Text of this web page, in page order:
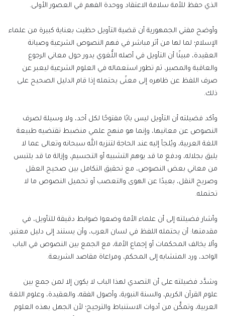
الذي حفظ للأمة سلامة الاعتقاد ووحدة الفهم في العصور الأولى.
وأوضح مفتي الجمهورية أن قضية التأويل حظيت بعناية كبيرة من علماء
الإسلام؛ لما لها من أثر مباشر في فهم النصوص الشرعية وصيانة
العقيدة، مبينًا أن التأويل في أصله اللُّغوي يدور حول معاني الرجوع
والعاقبة والمصير، ثم تطور استعماله في العلوم الشرعية ليعبر عن
صرف اللفظ عن ظاهره إلى معنًى يحتمله إذا قام الدليل الصحيح على
ذلك.
وأكد فضيلته أن التأويل ليس بابًا مفتوحًا لكل أحد، ولا وسيلة لصرف
النصوص عن معانيها، وإنما هو منهج علمي منضبط تقتضيه طبيعة
اللغة العربية، ويُلجأ إليه عند الحاجة لتنزيه الله سبحانه وتعالى عما لا
يليق بجلاله، ودفع ما قد يوهم التشبيه أو التجسيم، وإزالة ما قد يلتبس
من معاني بعض النصوص، مع تحقيق التكامل بين صحيح العقل
وصريح النقل، بعيدًا عن الهوى والتعصب أو تحميل النصوص ما لا
تحتمله.
وأشار فضيلته إلى أن علماء الأمة وضعوا ضوابط دقيقة للتأويل، في
مقدمتها: أن يحتمله اللفظ في لسان العرب، وأن يستند إلى دليل معتبر،
وألا يخالف المحكمات أو إجماع الأمة، مع الجمع بين النصوص في الباب
الواحد، ورد المتشابه إلى المحكم، ومراعاة مقاصد الشريعة.
وشدَّد فضيلته على أن التصدي لهذا الباب لا يكون إلا لمن جمع بين
علوم القرآن الكريم، والسنة النبوية، وأصول الفقه، والعقيدة، وعلوم اللغة
العربية، وتمكَّن من أدوات الاستنباط والترجيح؛ لأن الجهل بهذه العلوم